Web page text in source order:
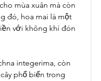
mùa xuân mà còn
đó, hoa mai là một
với không khí đón
integerima, còn
phổ biến trong